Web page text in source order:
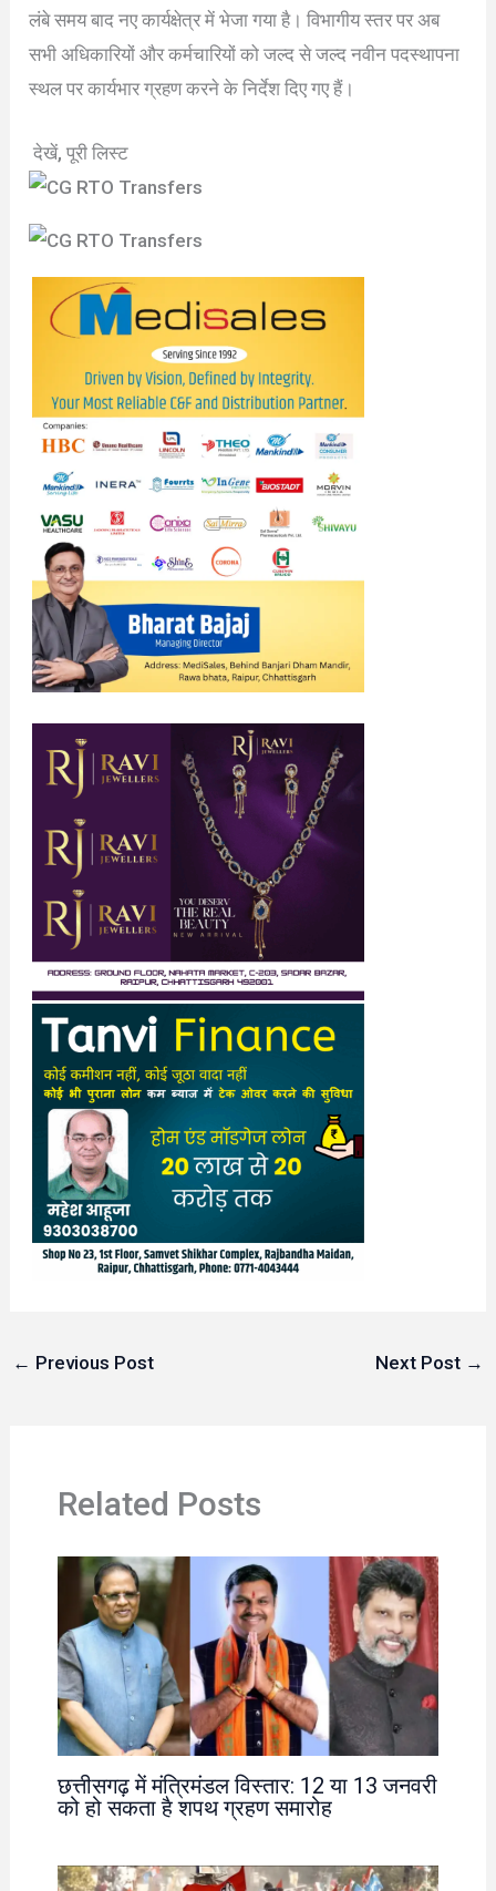
लंबे समय बाद नए कार्यक्षेत्र में भेजा गया है। विभागीय स्तर पर अब
सभी अधिकारियों और कर्मचारियों को जल्द से जल्द नवीन पदस्थापना
स्थल पर कार्यभार ग्रहण करने के निर्देश दिए गए हैं।
देखें, पूरी लिस्ट
← Previous Post Next Post →
Related Posts
छत्तीसगढ़ में मंत्रिमंडल विस्तार: 12 या 13 जनवरी
को हो सकता है शपथ ग्रहण समारोह